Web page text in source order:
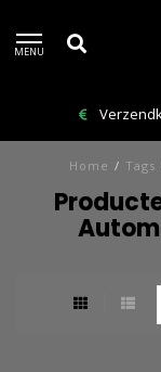
MENU
Home / Tags